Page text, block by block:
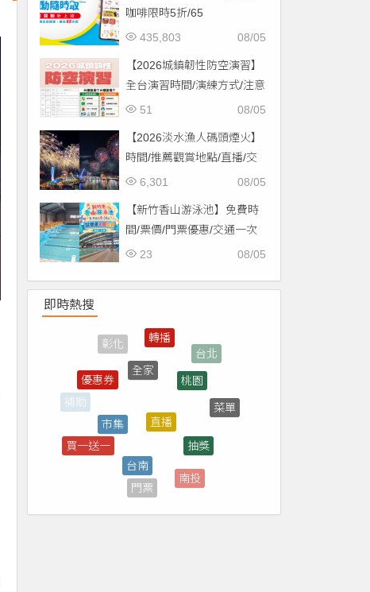
咖啡限時5折/65
折/CITYCAFE菜單一起看！
08/05
435,803
【2026城鎮韌性防空演習】
全台演習時間/演練方式/注意
事項一次看！
08/05
51
【2026淡水漁人碼頭煙火】
時間/推薦觀賞地點/直播/交
通資訊一次看！
08/05
6,301
【新竹香山游泳池】免費時
間/票價/門票優惠/交通一次
看！
08/05
23
即時熱搜
優惠券
全家
桃園
台中
新北
買一送一
市集
直播
抽獎
南投
門票
台南